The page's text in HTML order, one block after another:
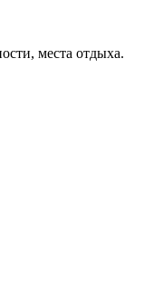
места отдыха.